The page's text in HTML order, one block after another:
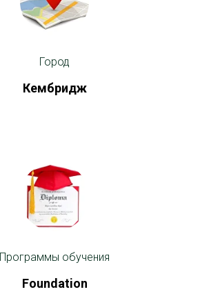
Город
Кембридж
Программы обучения
Foundation